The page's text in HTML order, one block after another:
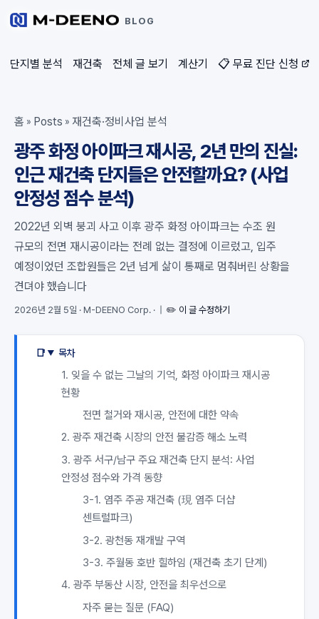
BLOG
단지별 분석 재건축 전체 글 보기 계산기 📋 무료 진단 신청
홈 » Posts » 재건축·정비사업 분석
광주 화정 아이파크 재시공, 2년 만의 진실:
인근 재건축 단지들은 안전할까요? (사업
안정성 점수 분석)
2022년 외벽 붕괴 사고 이후 광주 화정 아이파크는 수조 원
규모의 전면 재시공이라는 전례 없는 결정에 이르렀고, 입주
예정이었던 조합원들은 2년 넘게 삶이 통째로 멈춰버린 상황을
견뎌야 했습니다
2026년 2월 5일 · M-DEENO Corp. · ✏️ 이 글 수정하기
목차
1. 잊을 수 없는 그날의 기억, 화정 아이파크 재시공
현황
전면 철거와 재시공, 안전에 대한 약속
2. 광주 재건축 시장의 안전 불감증 해소 노력
3. 광주 서구/남구 주요 재건축 단지 분석: 사업
안정성 점수와 가격 동향
3-1. 염주 주공 재건축 (現 염주 더샵
센트럴파크)
3-2. 광천동 재개발 구역
3-3. 주월동 호반 힐하임 (재건축 초기 단계)
4. 광주 부동산 시장, 안전을 최우선으로
자주 묻는 질문 (FAQ)